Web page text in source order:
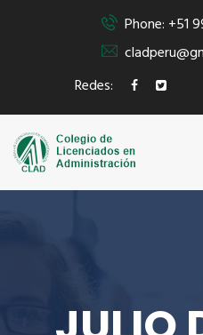
Phone: +51
Redes: